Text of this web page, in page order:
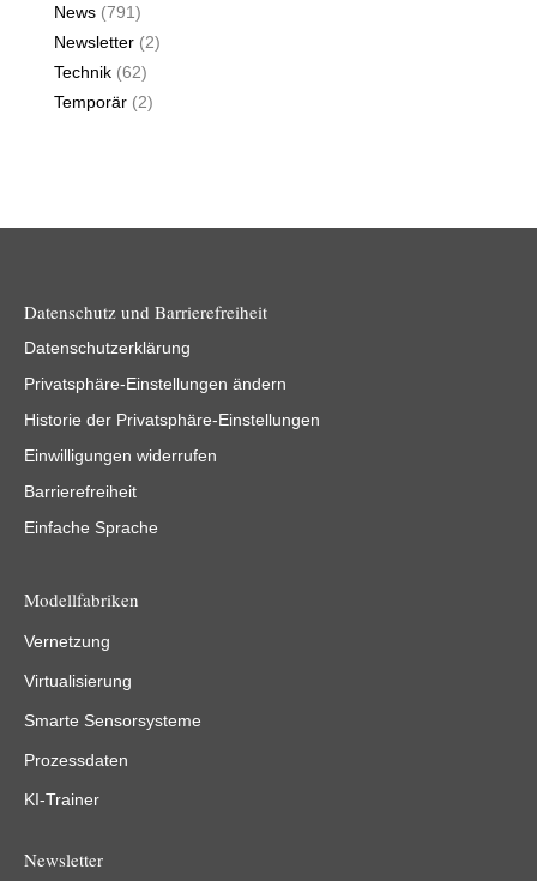
News (791)
Newsletter (2)
Technik (62)
Temporär (2)
Datenschutz und Barrierefreiheit
Datenschutzerklärung
Privatsphäre-Einstellungen ändern
Historie der Privatsphäre-Einstellungen
Einwilligungen widerrufen
Barrierefreiheit
Einfache Sprache
Modellfabriken
Vernetzung
Virtualisierung
Smarte Sensorsysteme
Prozessdaten
KI-Trainer
Newsletter